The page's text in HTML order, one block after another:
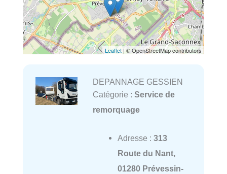
Leaflet | © OpenStreetMap contributors
DEPANNAGE GESSIEN
Catégorie : Service de
remorquage
Adresse : 313
Route du Nant,
01280 Prévessin-